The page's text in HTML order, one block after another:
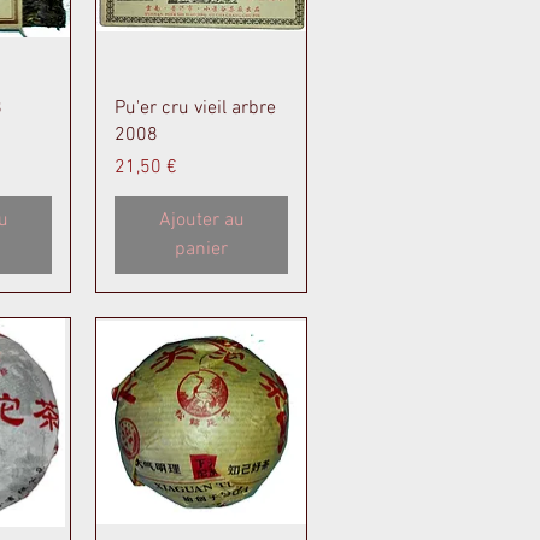
Aperçu rapide
Pu'er cru vieil arbre
2008
Prix
21,50 €
Ajouter au
panier